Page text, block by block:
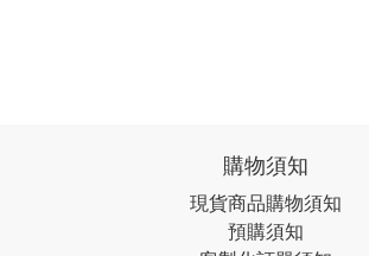
購物須知
現貨商品購物須知
預購須知